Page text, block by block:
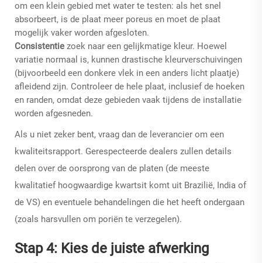
om een klein gebied met water te testen: als het snel
absorbeert, is de plaat meer poreus en moet de plaat
mogelijk vaker worden afgesloten.
Consistentie zoek naar een gelijkmatige kleur. Hoewel
variatie normaal is, kunnen drastische kleurverschuivingen
(bijvoorbeeld een donkere vlek in een anders licht plaatje)
afleidend zijn. Controleer de hele plaat, inclusief de hoeken
en randen, omdat deze gebieden vaak tijdens de installatie
worden afgesneden.
Als u niet zeker bent, vraag dan de leverancier om een
kwaliteitsrapport. Gerespecteerde dealers zullen details
delen over de oorsprong van de platen (de meeste
kwalitatief hoogwaardige kwartsit komt uit Brazilië, India of
de VS) en eventuele behandelingen die het heeft ondergaan
(zoals harsvullen om poriën te verzegelen).
Stap 4: Kies de juiste afwerking